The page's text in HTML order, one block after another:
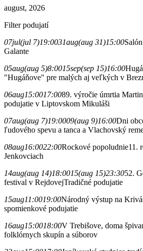
august, 2026
Filter podujatí
07jul(jul 7)19:0031aug(aug 31)15:00
Galante
05aug(aug 5)8:0015sep(sep 15)16:00
"Hugáňove" pre malých aj veľkých v
06aug15:0017:0089. výročie úmrtia
podujatie v Liptovskom Mikuláši
07aug(aug 7)19:0009(aug 9)16:00Dni
ľudového spevu a tanca a Vlachovský
08aug16:0022:00Rockové popoludnie11.
Jenkovciach
14aug(aug 14)18:0015(aug 15)23:3052.
festival v RejdovejTradičné podujatie
15aug11:0019:00Národný výstup na
spomienkové podujatie
16aug15:0018:00V Trebišove, doma
folklórnych skupín a súborov